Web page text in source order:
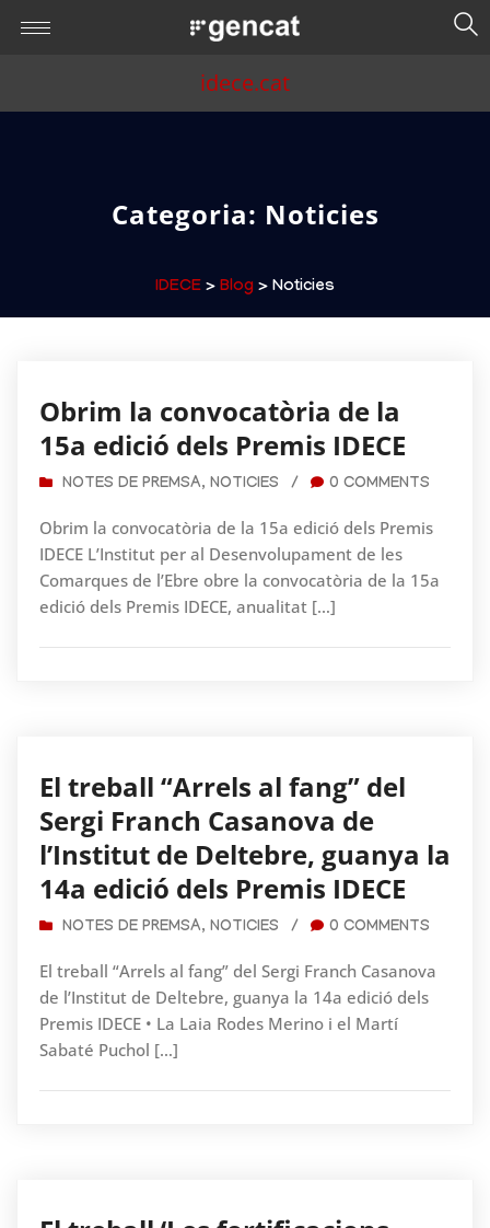
idece.cat
Categoria: Noticies
IDECE > Blog > Noticies
Obrim la convocatòria de la
15a edició dels Premis IDECE
NOTES DE PREMSA, NOTICIES / 0 COMMENTS
Obrim la convocatòria de la 15a edició dels Premis
IDECE L’Institut per al Desenvolupament de les
Comarques de l’Ebre obre la convocatòria de la 15a
edició dels Premis IDECE, anualitat […]
El treball “Arrels al fang” del
Sergi Franch Casanova de
l’Institut de Deltebre, guanya la
14a edició dels Premis IDECE
NOTES DE PREMSA, NOTICIES / 0 COMMENTS
El treball “Arrels al fang” del Sergi Franch Casanova
de l’Institut de Deltebre, guanya la 14a edició dels
Premis IDECE • La Laia Rodes Merino i el Martí
Sabaté Puchol […]